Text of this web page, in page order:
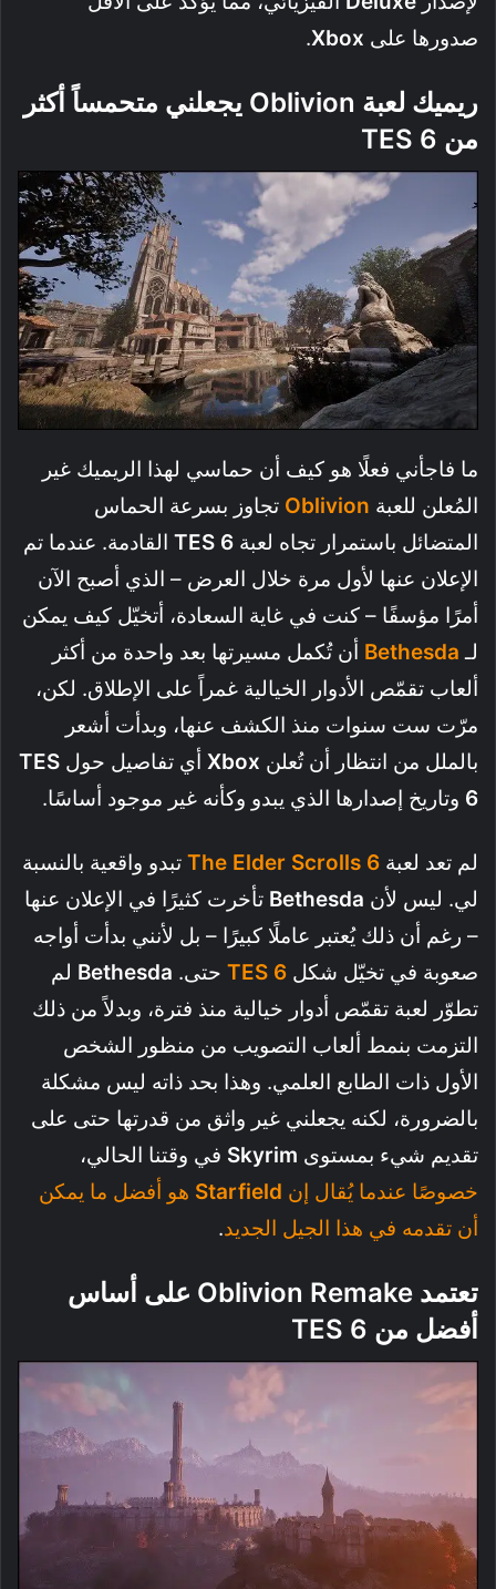
صدورها على Xbox
.
ريميك لعبة Oblivion يجعلني متحمساً أكثر
من TES 6
ما فاجأني فعلًا هو كيف أن حماسي لهذا الريميك غير
المُعلن للعبة Oblivion تجاوز بسرعة الحماس
المتضائل باستمرار تجاه لعبة TES 6 القادمة. عندما تم
الإعلان عنها لأول مرة خلال العرض – الذي أصبح الآن
أمرًا مؤسفًا – كنت في غاية السعادة، أتخيّل كيف يمكن
لـ Bethesda أن تُكمل مسيرتها بعد واحدة من أكثر
ألعاب تقمّص الأدوار الخيالية غمراً على الإطلاق. لكن،
مرّت ست سنوات منذ الكشف عنها، وبدأت أشعر
بالملل من انتظار أن تُعلن Xbox أي تفاصيل حول TES
6 وتاريخ إصدارها الذي يبدو وكأنه غير موجود أساسًا.
لم تعد لعبة The Elder Scrolls 6 تبدو واقعية بالنسبة
لي. ليس لأن Bethesda تأخرت كثيرًا في الإعلان عنها
– رغم أن ذلك يُعتبر عاملًا كبيرًا – بل لأنني بدأت أواجه
صعوبة في تخيّل شكل TES 6 حتى. Bethesda لم
تطوّر لعبة تقمّص أدوار خيالية منذ فترة، وبدلاً من ذلك
التزمت بنمط ألعاب التصويب من منظور الشخص
الأول ذات الطابع العلمي. وهذا بحد ذاته ليس مشكلة
بالضرورة، لكنه يجعلني غير واثق من قدرتها حتى على
تقديم شيء بمستوى Skyrim في وقتنا الحالي،
خصوصًا عندما يُقال إن Starfield هو أفضل ما يمكن
أن تقدمه في هذا الجيل الجديد.
تعتمد Oblivion Remake على أساس
أفضل من TES 6